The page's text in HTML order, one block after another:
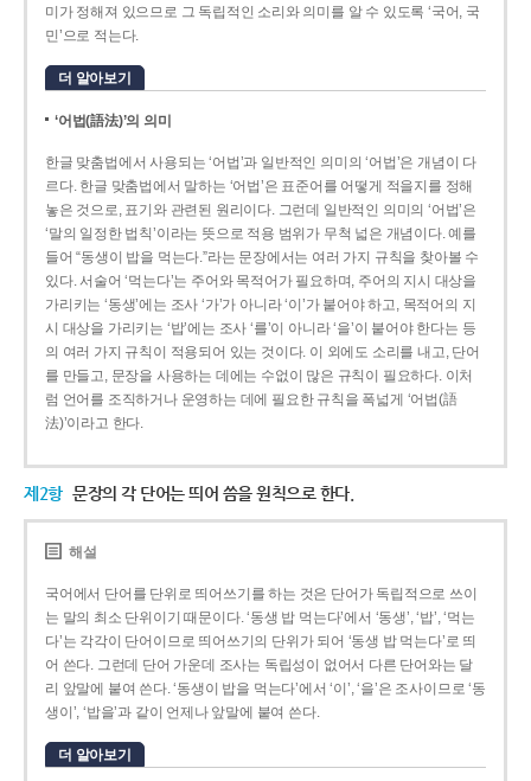
미가 정해져 있으므로 그 독립적인 소리와 의미를 알 수 있도록 ‘국어, 국
민’으로 적는다.
더 알아보기
‘어법(語法)’의 의미
한글 맞춤법에서 사용되는 ‘어법’과 일반적인 의미의 ‘어법’은 개념이 다
르다. 한글 맞춤법에서 말하는 ‘어법’은 표준어를 어떻게 적을지를 정해
놓은 것으로, 표기와 관련된 원리이다. 그런데 일반적인 의미의 ‘어법’은
‘말의 일정한 법칙’이라는 뜻으로 적용 범위가 무척 넓은 개념이다. 예를
들어 “동생이 밥을 먹는다.”라는 문장에서는 여러 가지 규칙을 찾아볼 수
있다. 서술어 ‘먹는다’는 주어와 목적어가 필요하며, 주어의 지시 대상을
가리키는 ‘동생’에는 조사 ‘가’가 아니라 ‘이’가 붙어야 하고, 목적어의 지
시 대상을 가리키는 ‘밥’에는 조사 ‘를’이 아니라 ‘을’이 붙어야 한다는 등
의 여러 가지 규칙이 적용되어 있는 것이다. 이 외에도 소리를 내고, 단어
를 만들고, 문장을 사용하는 데에는 수없이 많은 규칙이 필요하다. 이처
럼 언어를 조직하거나 운영하는 데에 필요한 규칙을 폭넓게 ‘어법(語
法)’이라고 한다.
제2항 문장의 각 단어는 띄어 씀을 원칙으로 한다.
해설
국어에서 단어를 단위로 띄어쓰기를 하는 것은 단어가 독립적으로 쓰이
는 말의 최소 단위이기 때문이다. ‘동생 밥 먹는다’에서 ‘동생’, ‘밥’, ‘먹는
다’는 각각이 단어이므로 띄어쓰기의 단위가 되어 ‘동생 밥 먹는다’로 띄
어 쓴다. 그런데 단어 가운데 조사는 독립성이 없어서 다른 단어와는 달
리 앞말에 붙여 쓴다. ‘동생이 밥을 먹는다’에서 ‘이’, ‘을’은 조사이므로 ‘동
생이’, ‘밥을’과 같이 언제나 앞말에 붙여 쓴다.
더 알아보기